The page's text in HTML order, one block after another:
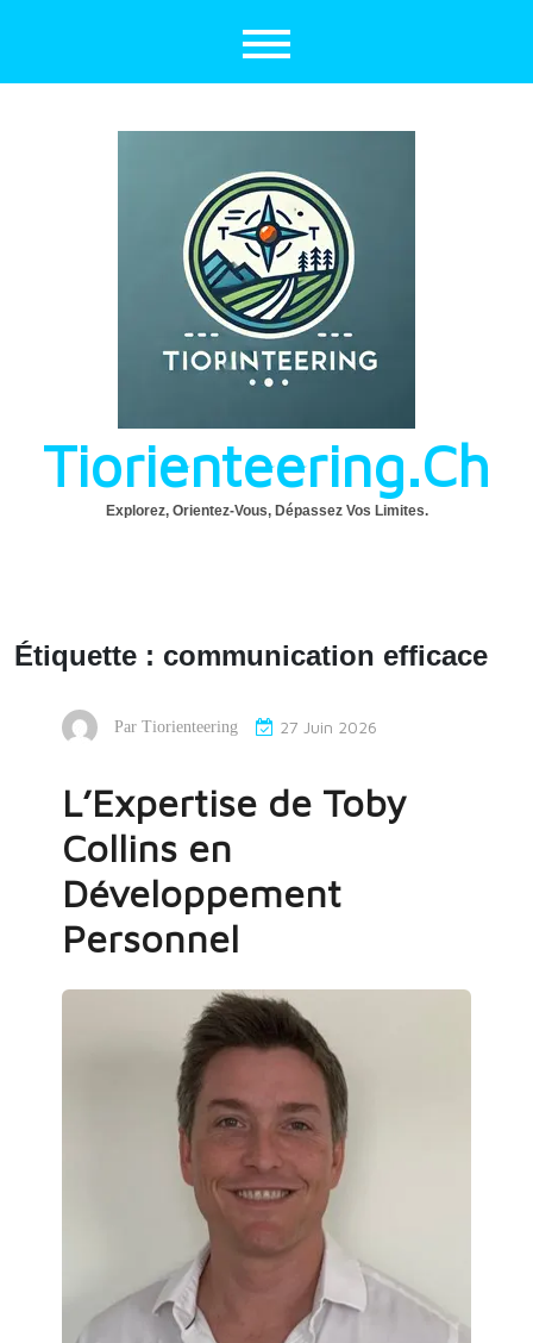
Tiorienteering.ch
Explorez, Orientez-Vous, Dépassez Vos Limites.
Étiquette : communication efficace
Par Tiorienteering 27 Juin 2026
L’Expertise de Toby
Collins en
Développement
Personnel